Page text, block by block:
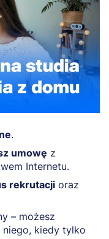
.
umowę z
Internetu.
rekrutacji oraz
– możesz
niego, kiedy tylko